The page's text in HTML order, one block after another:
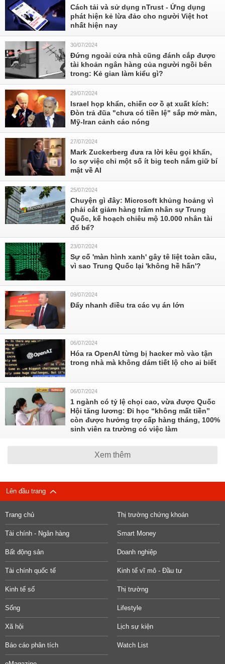
Cách tải và sử dụng nTrust - Ứng dụng
phát hiện kẻ lừa đảo cho người Việt hot
nhất hiện nay
30/07/2024
Đứng ngoài cửa nhà cũng đánh cắp được
tài khoản ngân hàng của người ngồi bên
trong: Kẻ gian làm kiểu gì?
29/07/2024
Israel họp khẩn, chiến cơ ồ ạt xuất kích:
Đòn trả đũa "chưa có tiền lệ" sắp mở màn,
Mỹ-Iran cảnh cáo nóng
27/07/2024
Mark Zuckerberg đưa ra lời kêu gọi khẩn,
lo sợ việc chỉ một số ít big tech nắm giữ bí
mật về AI
25/07/2024
Chuyện gì đây: Microsoft khủng hoảng vì
phải cắt giảm hàng trăm nhân sự Trung
Quốc, kế hoạch chiêu mộ 10.000 nhân tài
đổ bể?
23/07/2024
Sự cố 'màn hình xanh' gây tê liệt toàn cầu,
vì sao Trung Quốc lại 'không hề hấn'?
09/07/2024
Đẩy nhanh điều tra các vụ án lớn
06/07/2024
Hóa ra OpenAI từng bị hacker mò vào tận
trong nhà mà không dám tiết lộ cho ai biết
06/07/2024
1 ngành có tỷ lệ chọi cao, vừa được Quốc
Hội tăng lương: Đi học “không mất tiền”
còn được hưởng trợ cấp hàng tháng, 100%
sinh viên ra trường có việc làm
Xem thêm
Lên đầu trang
Trang chủ Thị trường chứng khoán
Tài chính - Ngân hàng Smart Money
Bất động sản Doanh nghiệp
Tài chính quốc tế Kinh tế vĩ mô - Đầu tư
Kinh tế số Thị trường
Sống Lifestyle
Xã hội Lịch sự kiện
Báo cáo phân tích Watch List